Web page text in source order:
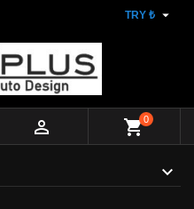
TRY ₺ 
 shopping_cart0